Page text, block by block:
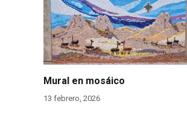
Mural en mosáico
13 febrero, 2026